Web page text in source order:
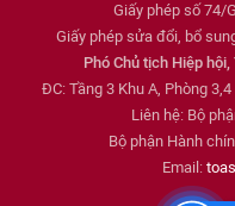
Giấy phép số 74/
Giấy phép sửa đổi, bổ
Phó Chủ tịch Hiệp
ĐC: Tầng 3 Khu A, Phòng
Liên hệ: Bộ
Bộ phận Hành
Email: